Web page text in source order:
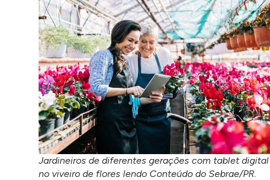
Jardineiros de diferentes gerações com tablet digital
no viveiro de flores lendo Conteúdo do Sebrae/PR.